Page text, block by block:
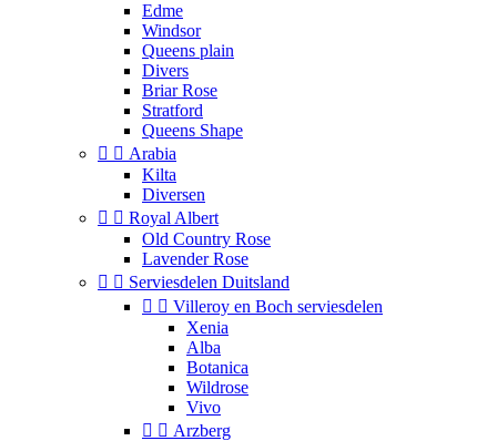
Edme
Windsor
Queens plain
Divers
Briar Rose
Stratford
Queens Shape
  Arabia
Kilta
Diversen
  Royal Albert
Old Country Rose
Lavender Rose
  Serviesdelen Duitsland
  Villeroy en Boch serviesdelen
Xenia
Alba
Botanica
Wildrose
Vivo
  Arzberg